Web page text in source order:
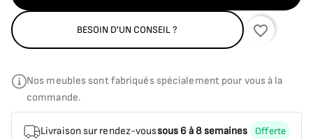
BESOIN D'UN CONSEIL ? favorite_border
Nos meubles sont fabriqués spécialement pour vous à la
commande.
Livraison sur rendez-voussous 6 à 8 semaines Offerte